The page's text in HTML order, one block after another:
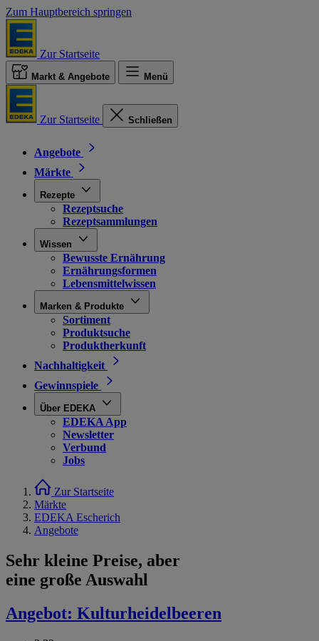
Zum Hauptbereich springen
Zur Startseite
Markt & Angebote Menü
Zur Startseite Schließen
Angebote
Märkte
Rezepte
Rezeptsuche
Rezeptsammlungen
Wissen
Bewusste Ernährung
Ernährungsformen
Lebensmittelwissen
Marken & Produkte
Sortiment
Produktsuche
Produktherkunft
Nachhaltigkeit
Gewinnspiele
Über EDEKA
EDEKA App
Newsletter
Verbund
Jobs
Zur Startseite
Märkte
EDEKA Escherich
Angebote
Sehr kleine Preise, aber
eine große Auswahl
Angebot: Kulturheidelbeeren